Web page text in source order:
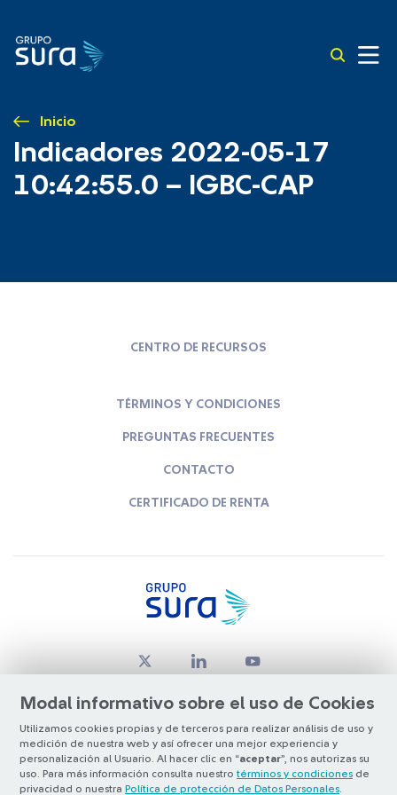
Inicio
Indicadores 2022-05-17
10:42:55.0 – IGBC-CAP
Modal informativo sobre el uso de Cookies
Utilizamos cookies propias y de terceros para realizar análisis de uso y
medición de nuestra web y así ofrecer una mejor experiencia y
personalización al Usuario. Al hacer clic en “aceptar”, nos autorizas su
uso. Para más información consulta nuestro términos y condiciones de
privacidad o nuestra Política de protección de Datos Personales
CENTRO DE RECURSOS
TÉRMINOS Y CONDICIONES
PREGUNTAS FRECUENTES
CONTACTO
CERTIFICADO DE RENTA
© Copyright Grupo SURA 2026